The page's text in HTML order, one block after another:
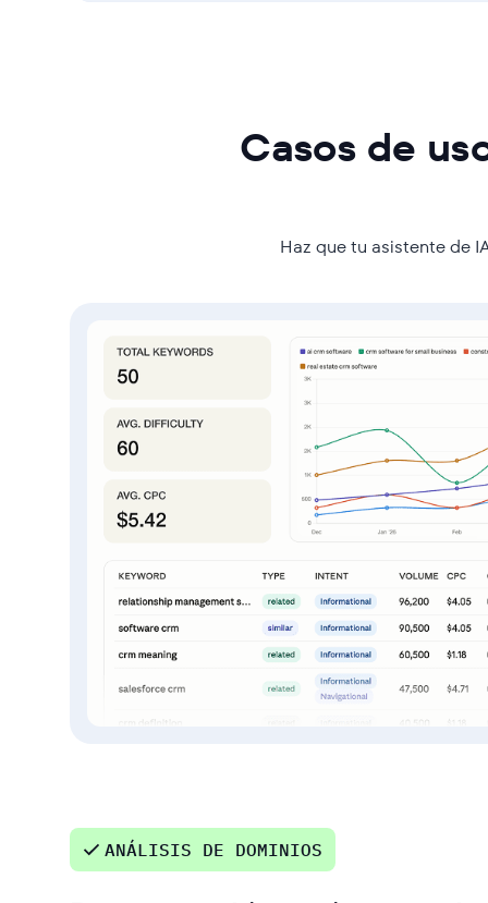
Casos de
Haz que tu asistente de
ANÁLISIS DE DOMINIOS